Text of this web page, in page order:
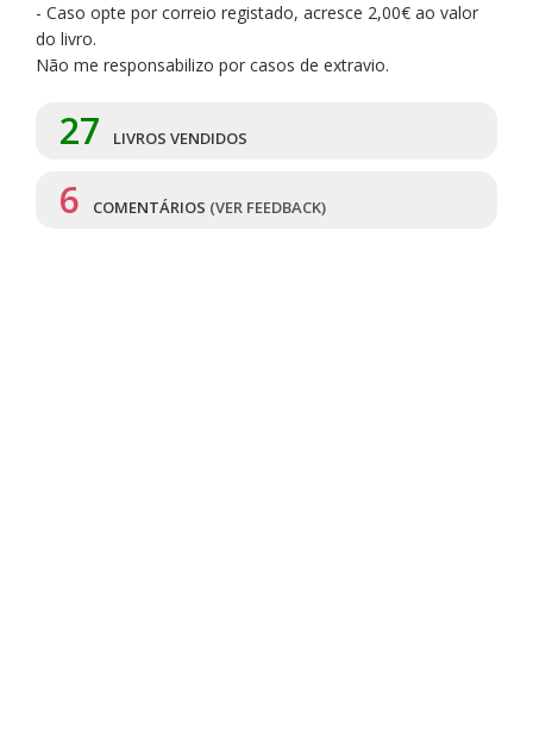
- Caso opte por correio registado, acresce 2,00€ ao valor
do livro.
Não me responsabilizo por casos de extravio.
27 LIVROS VENDIDOS
6 COMENTÁRIOS (VER FEEDBACK)